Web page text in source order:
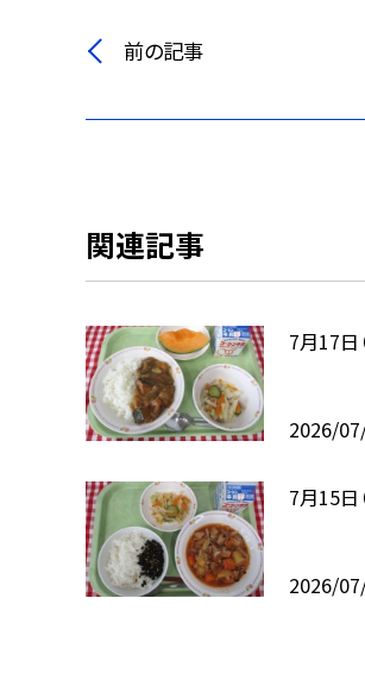
前の記事
関連記事
7月17日
2026/
7月15日
2026/